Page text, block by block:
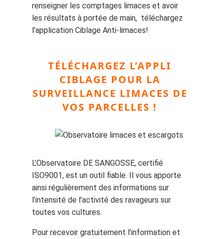
renseigner les comptages limaces et avoir
les résultats à portée de main, téléchargez
l’application Ciblage Anti-limaces!
TÉLÉCHARGEZ L’APPLI
CIBLAGE POUR LA
SURVEILLANCE LIMACES DE
VOS PARCELLES !
L’Observatoire DE SANGOSSE, certifié
ISO9001, est un outil fiable. Il vous apporte
ainsi régulièrement des informations sur
l’intensité de l’activité des ravageurs sur
toutes vos cultures.
Pour recevoir gratuitement l’information et